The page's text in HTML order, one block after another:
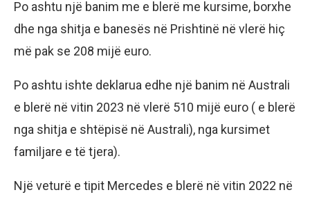
Po ashtu një banim me e blerë me kursime, borxhe
dhe nga shitja e banesës në Prishtinë në vlerë hiç
më pak se 208 mijë euro.
Po ashtu ishte deklarua edhe një banim në Australi
e blerë në vitin 2023 në vlerë 510 mijë euro ( e blerë
nga shitja e shtëpisë në Australi), nga kursimet
familjare e të tjera).
Një veturë e tipit Mercedes e blerë në vitin 2022 në